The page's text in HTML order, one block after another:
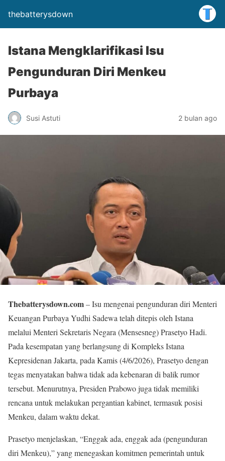
thebatterysdown
Istana Mengklarifikasi Isu
Pengunduran Diri Menkeu
Purbaya
Susi Astuti 2 bulan ago
Thebatterysdown.com– Isu mengenai pengunduran diri Menteri
Keuangan Purbaya Yudhi Sadewa telah ditepis oleh Istana
melalui Menteri Sekretaris Negara (Mensesneg) Prasetyo Hadi.
Pada kesempatan yang berlangsung di Kompleks Istana
Kepresidenan Jakarta, pada Kamis (4/6/2026), Prasetyo dengan
tegas menyatakan bahwa tidak ada kebenaran di balik rumor
tersebut. Menurutnya, Presiden Prabowo juga tidak memiliki
rencana untuk melakukan pergantian kabinet, termasuk posisi
Menkeu, dalam waktu dekat.
Prasetyo menjelaskan, “Enggak ada, enggak ada (pengunduran
diri Menkeu),” yang menegaskan komitmen pemerintah untuk